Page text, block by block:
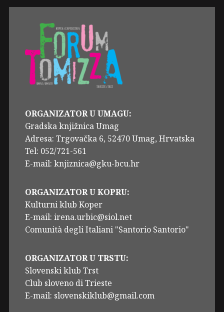
ORGANIZATOR U UMAGU:
Gradska knjižnica Umag
Adresa: Trgovačka 6, 52470 Umag, Hrvatska
Tel: 052/721-561
E-mail: knjiznica@gku-bcu.hr
ORGANIZATOR U KOPRU:
Kulturni klub Koper
E-mail: irena.urbic@siol.net
Comunità degli Italiani "Santorio Santorio"
ORGANIZATOR U TRSTU:
Slovenski klub Trst
Club sloveno di Trieste
E-mail: slovenskiklub@gmail.com